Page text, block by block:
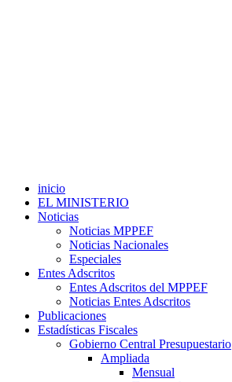
inicio
EL MINISTERIO
Noticias
Noticias MPPEF
Noticias Nacionales
Especiales
Entes Adscritos
Entes Adscritos del MPPEF
Noticias Entes Adscritos
Publicaciones
Estadísticas Fiscales
Gobierno Central Presupuestario
Ampliada
Mensual